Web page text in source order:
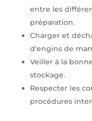
entre les
préparation.
Charger et
d'engins de
Veiller à la
stockage.
Respecter les
procédures